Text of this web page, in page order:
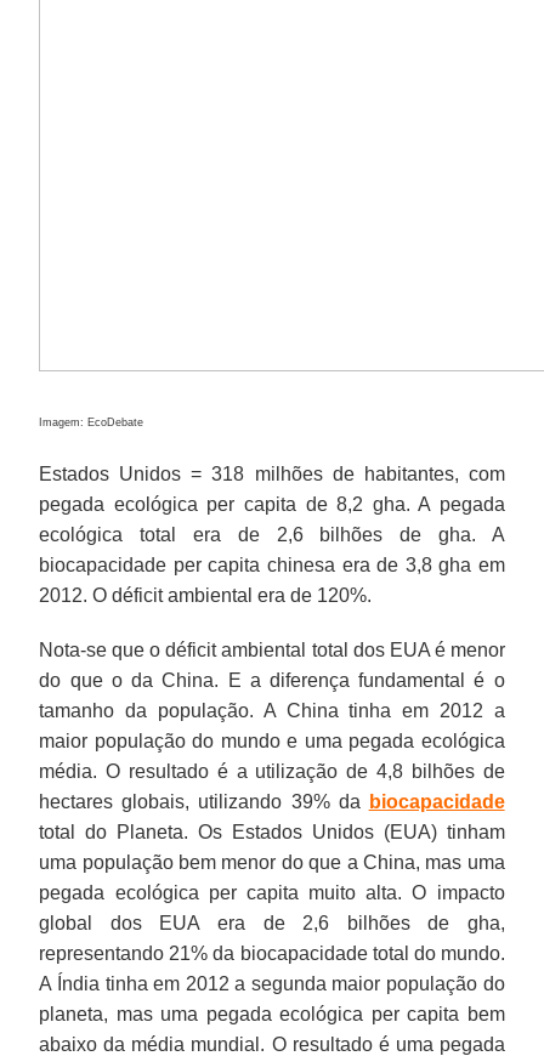
Imagem: EcoDebate
Estados Unidos = 318 milhões de habitantes, com
pegada ecológica per capita de 8,2 gha. A pegada
ecológica total era de 2,6 bilhões de gha. A
biocapacidade per capita chinesa era de 3,8 gha em
2012. O déficit ambiental era de 120%.
Nota-se que o déficit ambiental total dos EUA é menor
do que o da China. E a diferença fundamental é o
tamanho da população. A China tinha em 2012 a
maior população do mundo e uma pegada ecológica
média. O resultado é a utilização de 4,8 bilhões de
hectares globais, utilizando 39% da
biocapacidade
total do Planeta. Os Estados Unidos (EUA) tinham
uma população bem menor do que a China, mas uma
pegada ecológica per capita muito alta. O impacto
global dos EUA era de 2,6 bilhões de gha,
representando 21% da biocapacidade total do mundo.
A Índia tinha em 2012 a segunda maior população do
planeta, mas uma pegada ecológica per capita bem
abaixo da média mundial. O resultado é uma pegada